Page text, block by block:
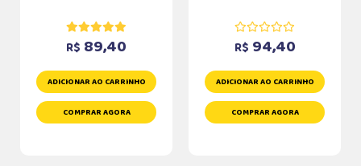
R$ 89,40
ADICIONAR AO CARRINHO
COMPRAR AGORA
R$ 94,40
ADICIONAR AO CARRINHO
COMPRAR AGORA